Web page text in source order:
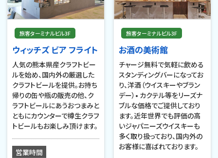
旅客ターミナルビル3F
ウィッチズ ビア フライト
人気の熊本県産クラフトビー
ルを始め、国内外の厳選した
クラフトビールを提供。お持ち
帰りの缶や瓶の販売の他、ク
ラフトビールにあうおつまみと
ともにカウンターで樽生クラフ
トビールもお楽しみ頂けます。
営業時間
旅客ターミナルビル3F
お酒の美術館
チャージ無料で気軽に飲める
スタンディングバーになってお
り、洋酒（ウイスキーやブラン
デー）• カクテル等をリーズナ
ブルな価格でご提供しており
ます。近年世界でも評価の高
いジャパニーズウイスキーも
多く取り扱っており、国内外の
お客様に喜ばれております。